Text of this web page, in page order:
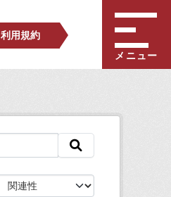
利用規約
メニュー